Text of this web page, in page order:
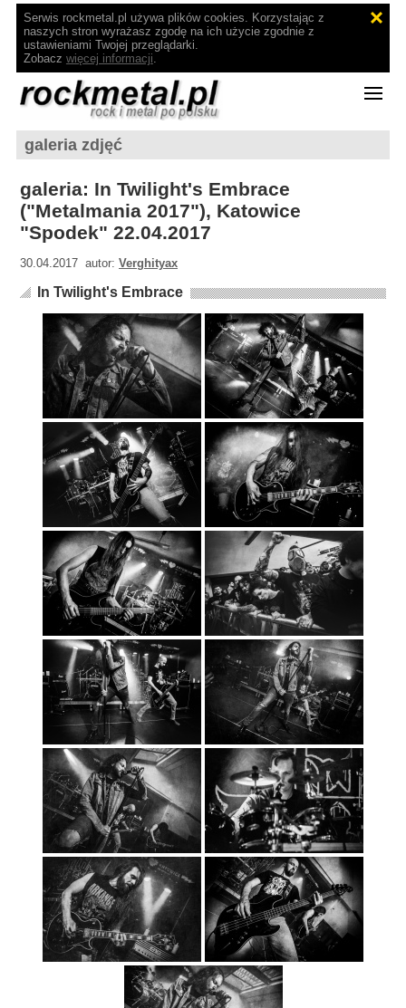
Serwis rockmetal.pl używa plików cookies. Korzystając z
naszych stron wyrażasz zgodę na ich użycie zgodnie z
ustawieniami Twojej przeglądarki.
Zobacz więcej informacji.
galeria zdjęć
galeria: In Twilight's Embrace
("Metalmania 2017"), Katowice
"Spodek" 22.04.2017
30.04.2017 autor:Verghityax
In Twilight's Embrace